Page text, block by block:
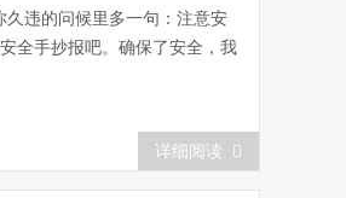
违的问候里多一句：注意安
全手抄报吧。确保了安全，我
详细阅读